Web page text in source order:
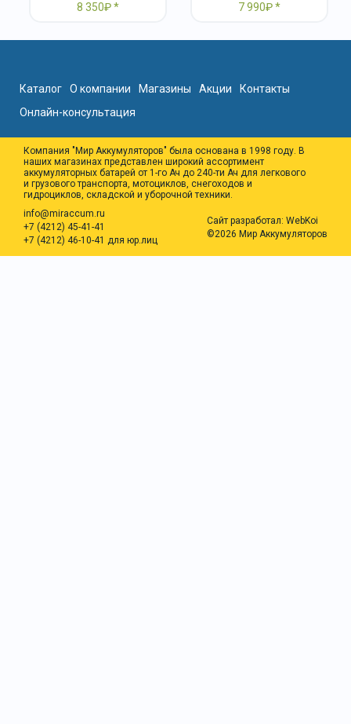
8 350₽
7 990₽
Каталог О компании Магазины Акции
Контакты
Онлайн-консультация
Компания "Мир Аккумуляторов" была основана в 1998 году. В
наших магазинах представлен широкий ассортимент
аккумуляторных батарей от 1-го Ач до 240-ти Ач для легкового
и грузового транспорта, мотоциклов, снегоходов и
гидроциклов, складской и уборочной техники.
info@miraccum.ru
+7 (4212) 45-41-41
+7 (4212) 46-10-41 для юр.лиц
Сайт разработал: WebKoi
©2026 Мир Аккумуляторов